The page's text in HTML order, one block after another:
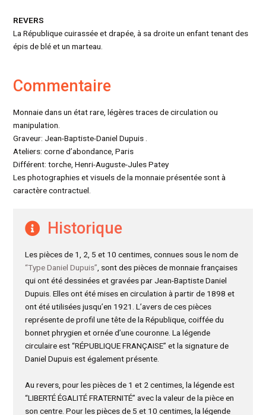
REVERS
La République cuirassée et drapée, à sa droite un enfant tenant des
épis de blé et un marteau.
Commentaire
Monnaie dans un état rare, légères traces de circulation ou
manipulation.
Graveur: Jean-Baptiste-Daniel Dupuis .
Ateliers: corne d’abondance, Paris
Différent: torche, Henri-Auguste-Jules Patey
Les photographies et visuels de la monnaie présentée sont à
caractère contractuel.
Historique
Les pièces de 1, 2, 5 et 10 centimes, connues sous le nom de
“Type Daniel Dupuis” , sont des pièces de monnaie françaises
qui ont été dessinées et gravées par Jean-Baptiste Daniel
Dupuis. Elles ont été mises en circulation à partir de 1898 et
ont été utilisées jusqu’en 1921. L’avers de ces pièces
représente de profil une tête de la République, coiffée du
bonnet phrygien et ornée d’une couronne. La légende
circulaire est “RÉPUBLIQUE FRANÇAISE” et la signature de
Daniel Dupuis est également présente.
Au revers, pour les pièces de 1 et 2 centimes, la légende est
“LIBERTÉ ÉGALITÉ FRATERNITÉ” avec la valeur de la pièce en
son centre. Pour les pièces de 5 et 10 centimes, la légende